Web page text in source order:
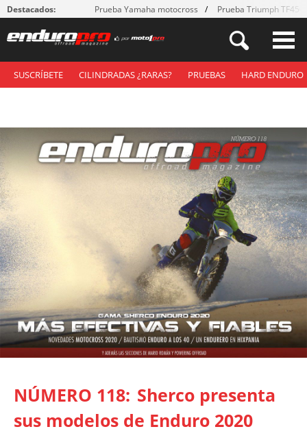
Destacados: Prueba Yamaha motocross Prueba Triumph
SUSCRÍBETE CILINDRADAS ¿RARAS? PRUEBAS HARD ENDURO
NÚMERO 118: Sherco presenta
sus modelos de Enduro 2020